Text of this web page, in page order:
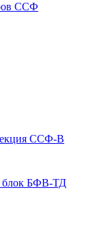
ССФ
ССФ-В
блок БФВ-ТД